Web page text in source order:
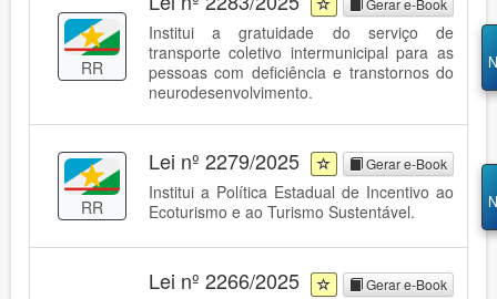
RR
Gerar e-Book
Institui a gratuidade do serviço de
transporte coletivo intermunicipal para as
pessoas com deficiência e transtornos do
neurodesenvolvimento.
RR
Lei nº 2279/2025 Gerar e-Book
Institui a Política Estadual de Incentivo ao
Ecoturismo e ao Turismo Sustentável.
Lei nº 2266/2025 Gerar e-Book